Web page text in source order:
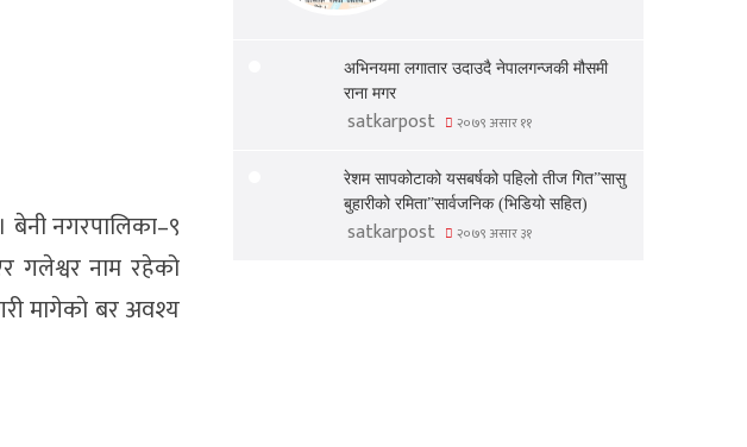
बेनी नगरपालिका–९
गलेश्वर नाम रहेको
मागेकाे बर अवश्य
अभिनयमा लगातार उदाउदै नेपालगन्जकी मौसमी
राना मगर
satkarpost २०७९ असार ११
रेशम सापकोटाको यसबर्षको पहिलो तीज गित”सासु
बुहारीको रमिता”सार्वजनिक (भिडियो सहित)
satkarpost २०७९ असार ३१